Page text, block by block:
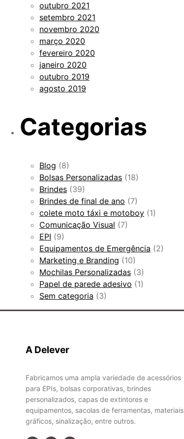
outubro 2021
setembro 2021
novembro 2020
março 2020
fevereiro 2020
janeiro 2020
outubro 2019
agosto 2019
Categorias
Blog (8)
Bolsas Personalizadas (18)
Brindes (39)
Brindes de final de ano (7)
colete moto táxi e motoboy (1)
Comunicação Visual (7)
EPI (9)
Equipamentos de Emergência (2)
Marketing e Branding (10)
Mochilas Personalizadas (3)
Papel de parede adesivo (1)
Sem categoria (3)
A Delever
Fabricamos uma ampla variedade de acessórios
para EPIs, bolsas corporativas, brindes
personalizados, capas de extintores e
equipamentos, sacolas de ferramentas, materiais
gráficos, sinalização, entre outros.